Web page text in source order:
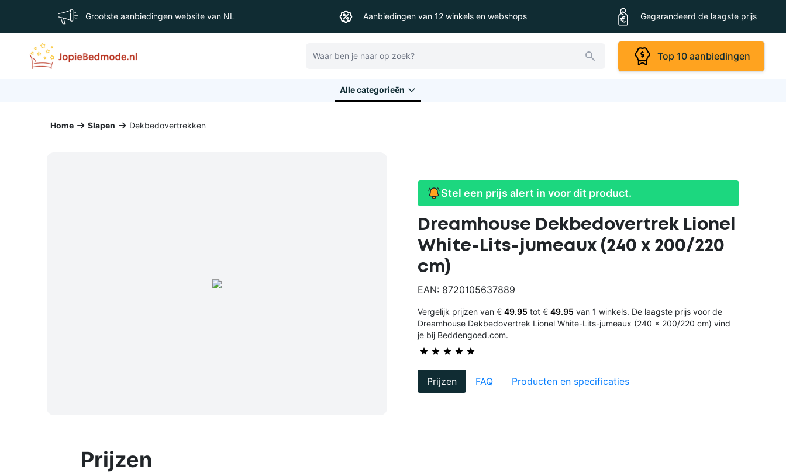
Grootste aanbiedingen website van NL Aanbiedingen van 12 winkels en webshops Gegarandeerd de laagste prijs
Zoeken
Top 10 aanbiedingen
Alle categorieēn
Home Slapen Dekbedovertrekken
Stel een prijs alert in voor dit product.
Dreamhouse Dekbedovertrek Lionel
White-Lits-jumeaux (240 x 200/220
cm)
EAN: 8720105637889
Vergelijk prijzen van € 49.95 tot € 49.95 van 1 winkels. De laagste prijs voor de
Dreamhouse Dekbedovertrek Lionel White-Lits-jumeaux (240 x 200/220 cm) vind
je bij Beddengoed.com.
Prijzen FAQ Producten en specificaties
Prijzen